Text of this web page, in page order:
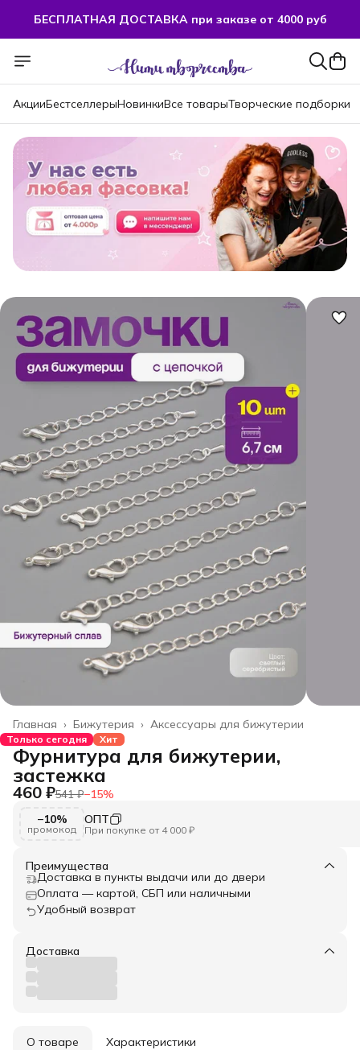
БЕСПЛАТНАЯ ДОСТАВКА при заказе от 4000 руб
БЕСПЛАТНАЯ ДОСТАВКА при заказе от 4000 руб
АкцииБестселлерыНовинкиВсе товарыТворческие подборки
Аксессуары для бижутерии
Бижутерия ›
Главная ›
Только сегодня Хит
Фурнитура для бижутерии,
застежка
460 ₽541 ₽−15%
−10%
промокод
ОПТ
При покупке от 4 000 ₽
Преимущества
Доставка в пункты выдачи или до двери
Оплата — картой, СБП или наличными
Удобный возврат
Доставка
О товаре Характеристики